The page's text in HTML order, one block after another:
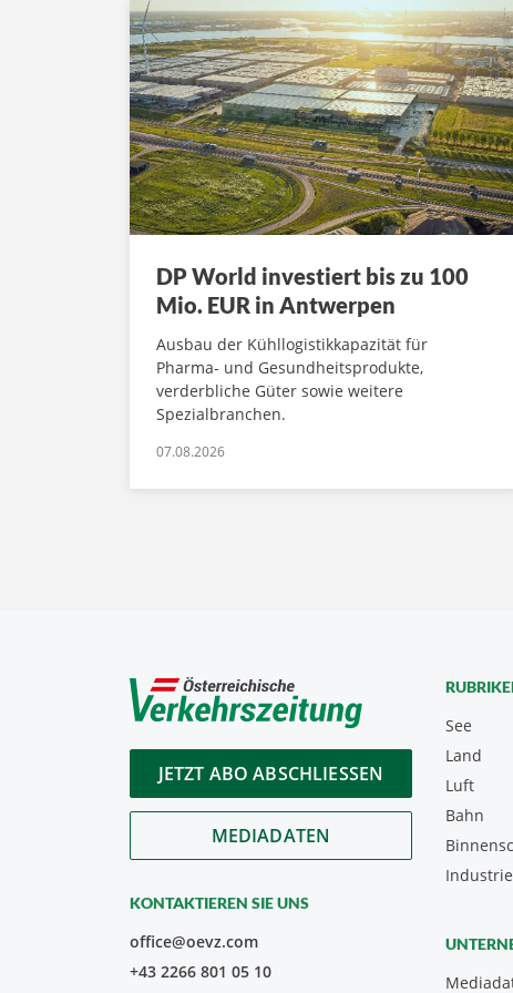
DP World investiert bis zu 100
Mio. EUR in Antwerpen
Ausbau der Kühllogistikkapazität für
Pharma- und Gesundheitsprodukte,
verderbliche Güter sowie weitere
Spezialbranchen.
07.08.2026
JETZT ABO ABSCHLIESSEN
MEDIADATEN
KONTAKTIEREN SIE UNS
office@oevz.com
+43 2266 801 05 10
See
Land
Luft
Bahn